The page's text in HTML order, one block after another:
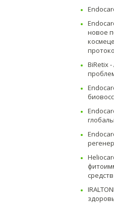
новое
BiRetix
средств